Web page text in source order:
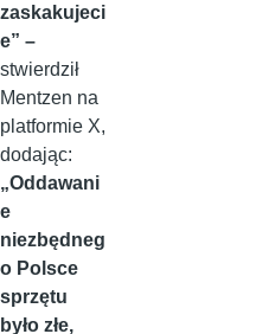
zaskakujeci
e” –
stwierdził
Mentzen na
platformie X,
dodając:
„Oddawani
e
niezbędneg
o Polsce
sprzętu
było złe,